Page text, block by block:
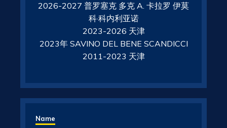
2026-2027 普罗塞克 多克 A. 卡拉罗 伊莫
科·科内利亚诺
2023-2026 天津
2023年 SAVINO DEL BENE SCANDICCI
2011-2023 天津
Name